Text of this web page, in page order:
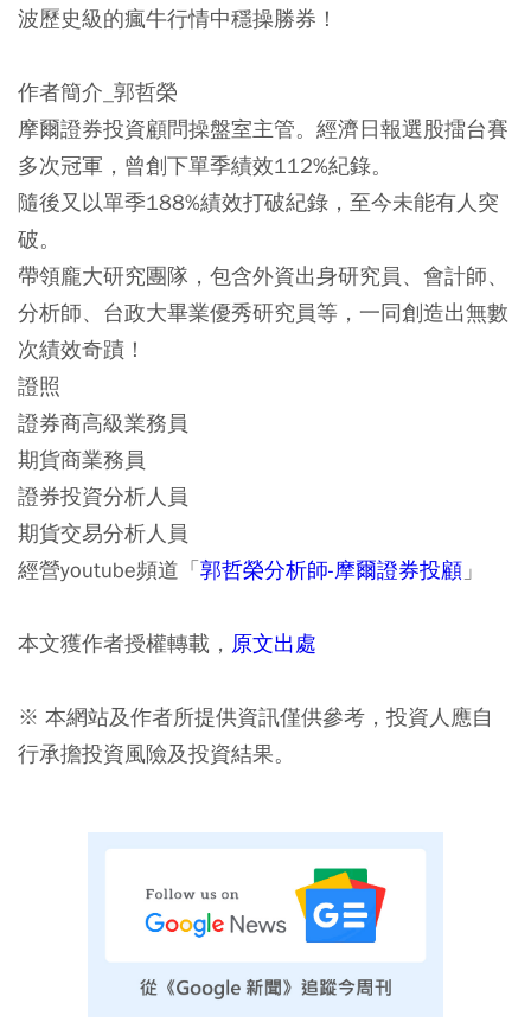
波歷史級的瘋牛行情中穩操勝券！
作者簡介_郭哲榮
摩爾證券投資顧問操盤室主管。經濟日報選股擂台賽
多次冠軍，曾創下單季績效112%紀錄。
隨後又以單季188%績效打破紀錄，至今未能有人突
破。
帶領龐大研究團隊，包含外資出身研究員、會計師、
分析師、台政大畢業優秀研究員等，一同創造出無數
次績效奇蹟！
證照
證券商高級業務員
期貨商業務員
證券投資分析人員
期貨交易分析人員
經營youtube頻道「郭哲榮分析師-摩爾證券投顧 」
本文獲作者授權轉載， 原文出處
※ 本網站及作者所提供資訊僅供參考，投資人應自
行承擔投資風險及投資結果。